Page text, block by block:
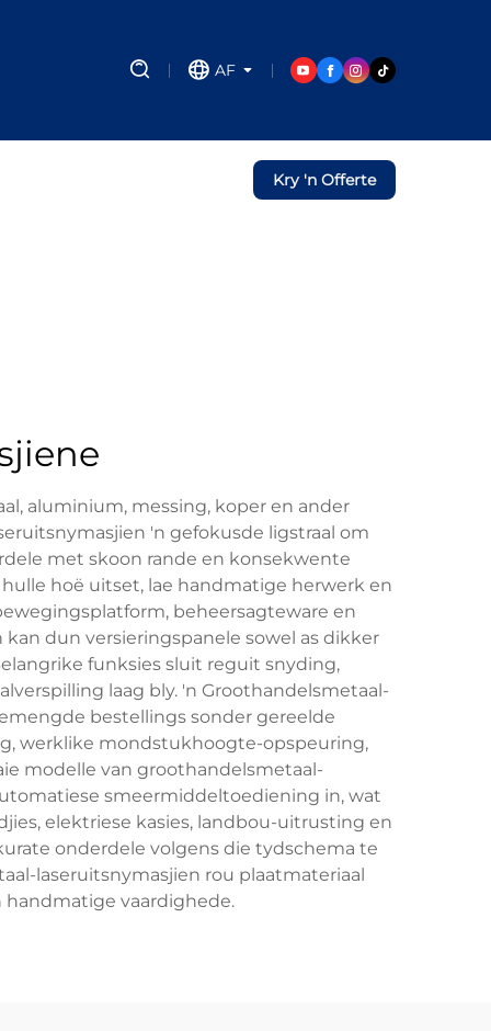
AF
Kry 'n Offerte
aluminium, messing, koper en ander
'n gefokusde ligstraal om
met skoon rande en konsekwente
hoë uitset, lae handmatige herwerk en
beheersagteware en
dun versieringspanele sowel as dikker
funksies sluit reguit snyding,
laag bly. 'n Groothandelsmetaal-
bestellings sonder gereelde
werklike mondstukhoogte-opspeuring,
modelle van groothandelsmetaal-
smeermiddeltoediening in, wat
elektriese kasies, landbou-uitrusting en
onderdele volgens die tydschema te
laseruitsnymasjien rou plaatmateriaal
vaardighede.